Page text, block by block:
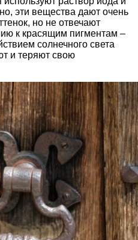
эти вещества дают очень
но не отвечают
к красящим пигментам –
солнечного света
и теряют свою